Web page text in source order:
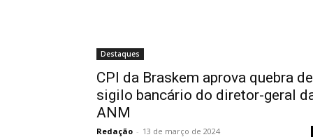
Destaques
CPI da Braskem aprova quebra de
sigilo bancário do diretor-geral
ANM
Redação - 13 de março de 2024